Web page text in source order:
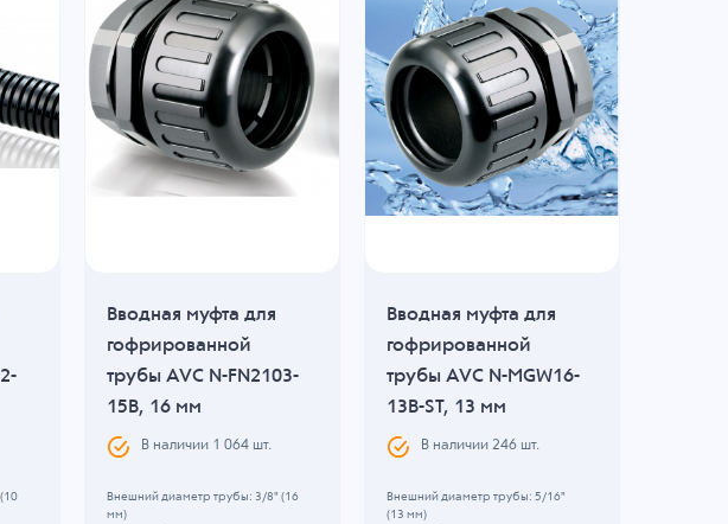
Вводная муфта для
гофрированной
трубы AVC N-FN2103-
15B, 16 мм
В наличии 1 064 шт.
Внешний диаметр трубы: 3/8" (16
мм)
Вводная муфта для
гофрированной
трубы AVC N-MGW16-
13B-ST, 13 мм
В наличии246 шт.
Внешний диаметр трубы: 5/16"
(13 мм)